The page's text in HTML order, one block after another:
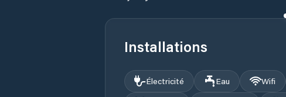
Installations
Électricité Eau Wifi